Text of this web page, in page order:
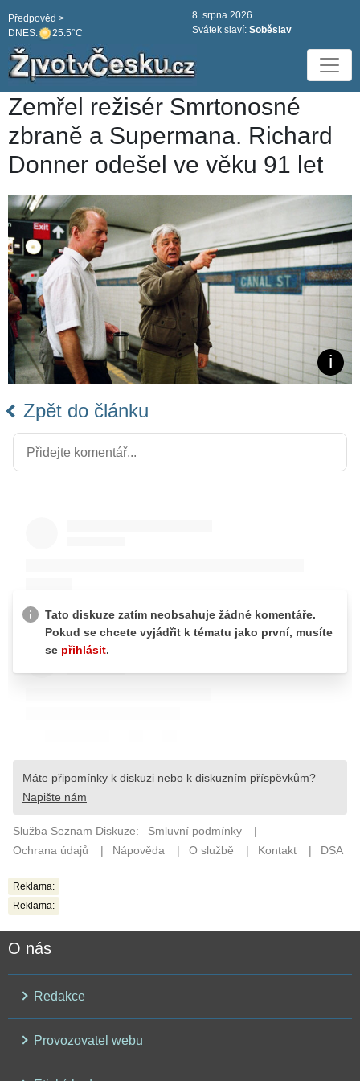
DNES: 25.5°C
Předpověd >
8. srpna 2026
Svátek slaví: Soběslav
Zemřel režisér Smrtonosné
zbraně a Supermana. Richard
Donner odešel ve věku 91 let
Zpět do článku
Reklama:
Reklama:
O nás
Redakce
Provozovatel webu